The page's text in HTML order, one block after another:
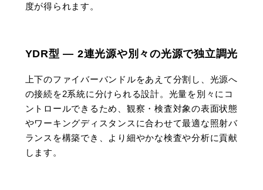
度が得られます。
YDR型 — 2連光源や別々の光源で独立調光
上下のファイバーバンドルをあえて分割し、光源へ
の接続を2系統に分けられる設計。光量を別々にコ
ントロールできるため、観察・検査対象の表面状態
やワーキングディスタンスに合わせて最適な照射バ
ランスを構築でき、より細やかな検査や分析に貢献
します。